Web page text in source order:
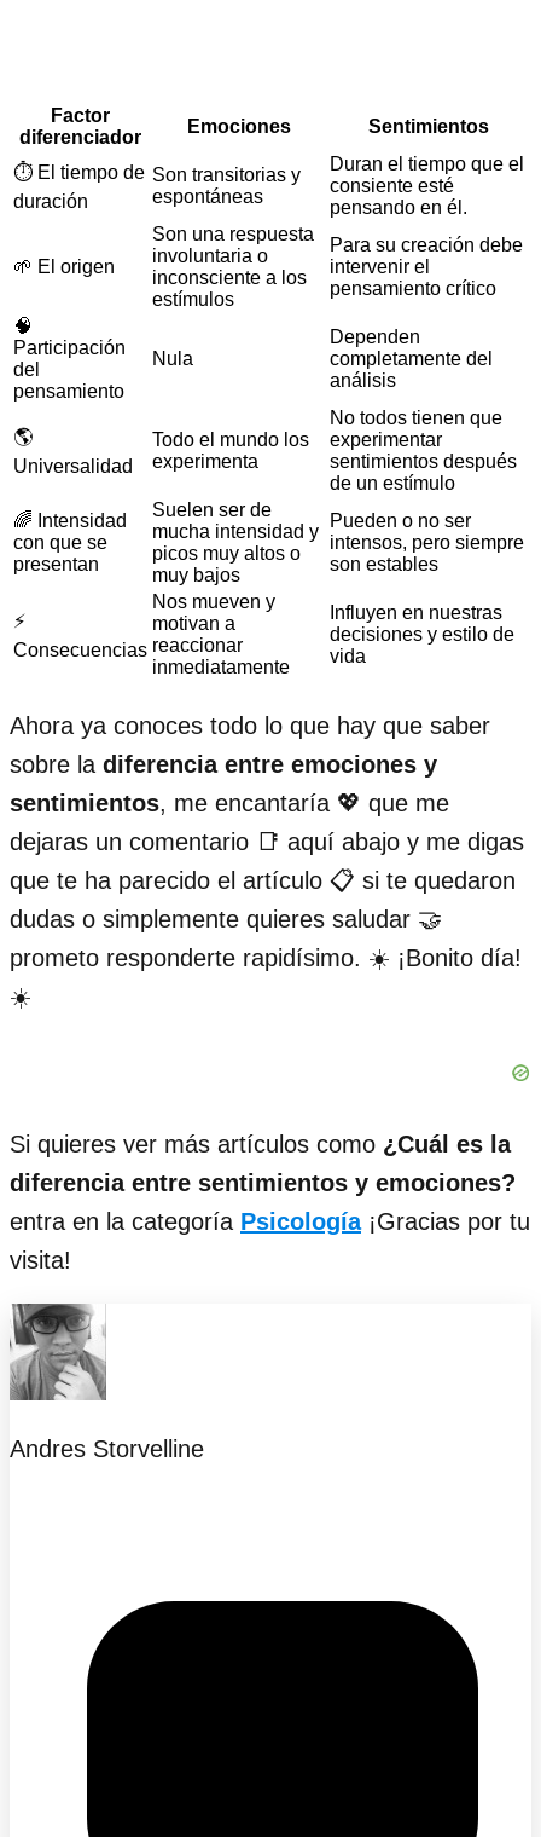
Factor
diferenciador
Emociones Sentimientos
⏱ El tiempo de
duración
Son transitorias y
espontáneas
Duran el tiempo que el
consiente esté
pensando en él.
🌱 El origen
Son una respuesta
involuntaria o
inconsciente a los
estímulos
Para su creación debe
intervenir el
pensamiento crítico
🧠
Participación
del
pensamiento
Nula
Dependen
completamente del
análisis
🌎
Universalidad
Todo el mundo los
experimenta
No todos tienen que
experimentar
sentimientos después
de un estímulo
🌈 Intensidad
con que se
presentan
Suelen ser de
mucha intensidad y
picos muy altos o
muy bajos
Pueden o no ser
intensos, pero siempre
son estables
⚡️
Consecuencias
Nos mueven y
motivan a
reaccionar
inmediatamente
Influyen en nuestras
decisiones y estilo de
vida
Ahora ya conoces todo lo que hay que saber
sobre la diferencia entre emociones y
sentimientos, me encantaría 💖 que me
dejaras un comentario 📑 aquí abajo y me digas
que te ha parecido el artículo 📋 si te quedaron
dudas o simplemente quieres saludar 🤝
prometo responderte rapidísimo. ☀️ ¡Bonito día!
☀️
Si quieres ver más artículos como ¿Cuál es la
diferencia entre sentimientos y emociones?
entra en la categoría Psicología¡Gracias por tu
visita!
Andres Storvelline